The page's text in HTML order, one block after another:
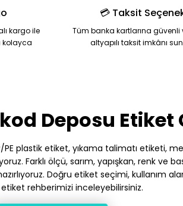
kargo ile
kolayca
💳 Taksit
Tüm banka kartlarına güvenli
altyapılı taksit imkânı
Deposu
plastik etiket, yıkama talimatı etiketi,
Farklı ölçü, sarım, yapışkan, renk ve
Doğru etiket seçimi, kullanım
rehberimizi inceleyebilirsiniz.